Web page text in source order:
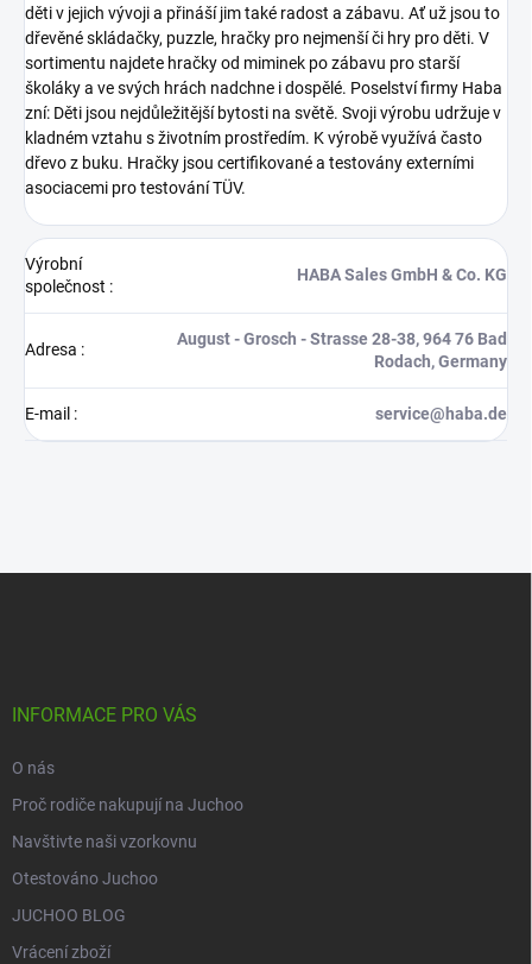
děti v jejich vývoji a přináší jim také radost a zábavu. Ať už jsou to
dřevěné skládačky, puzzle, hračky pro nejmenší či hry pro děti. V
sortimentu najdete hračky od miminek po zábavu pro starší
školáky a ve svých hrách nadchne i dospělé. Poselství firmy Haba
zní: Děti jsou nejdůležitější bytosti na světě. Svoji výrobu udržuje v
kladném vztahu s životním prostředím. K výrobě využívá často
dřevo z buku. Hračky jsou certifikované a testovány externími
asociacemi pro testování TÜV.
Výrobní
společnost :
HABA Sales GmbH & Co. KG
Adresa :
August - Grosch - Strasse 28-38, 964 76 Bad
Rodach, Germany
E-mail : service@haba.de
INFORMACE PRO VÁS
O nás
Proč rodiče nakupují na Juchoo
Navštivte naši vzorkovnu
Otestováno Juchoo
JUCHOO BLOG
Vrácení zboží